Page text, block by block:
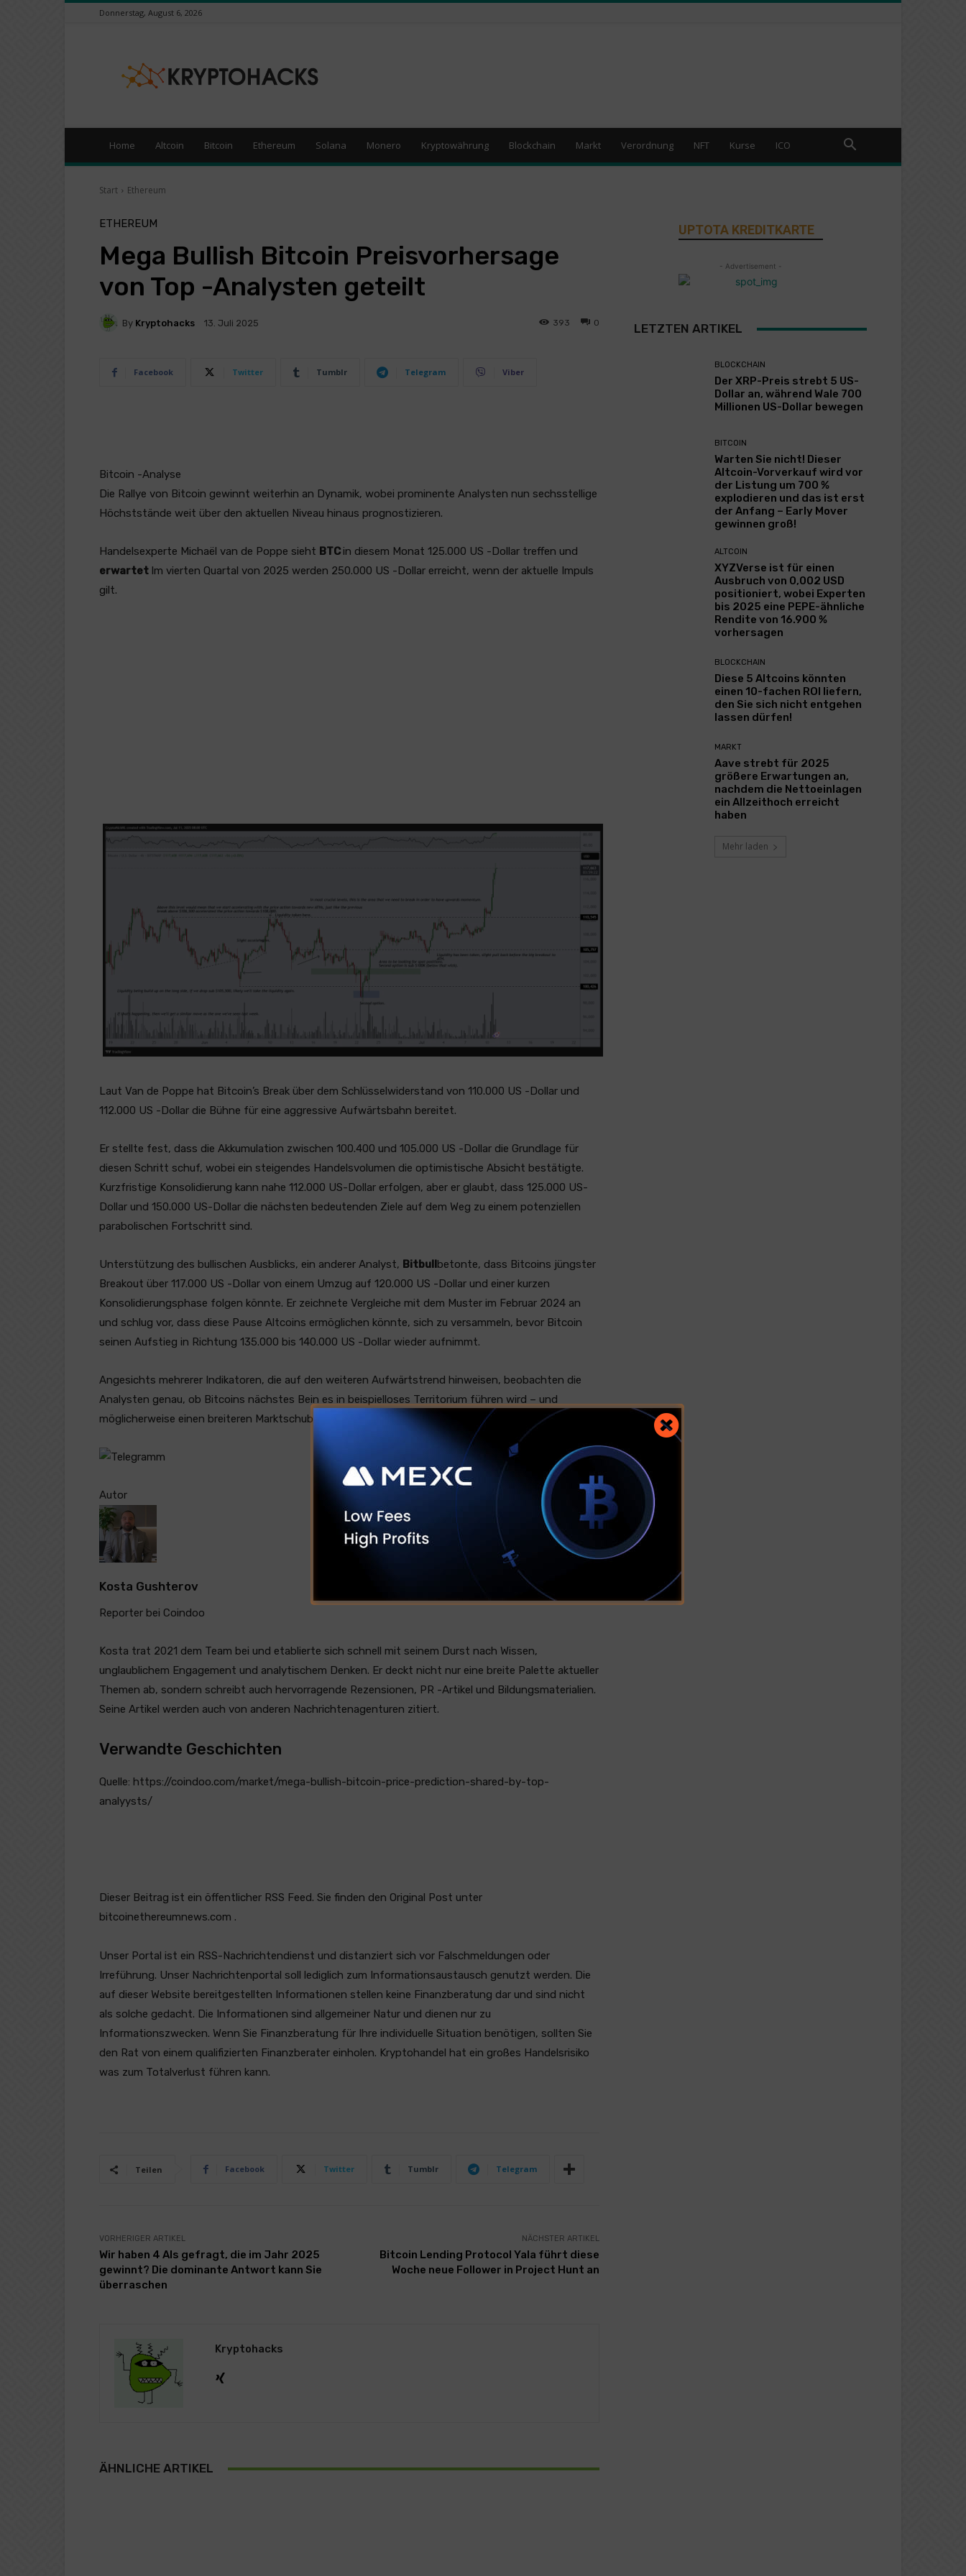
Donnerstag, August 6, 2026
–
Kryptowährungen
News
Portal
Home Altcoin Bitcoin Ethereum Solana Monero Kryptowährung Blockchain Markt Verordnung NFT Kurse ICO
Start Ethereum
ETHEREUM
Mega Bullish Bitcoin Preisvorhersage
von Top -Analysten geteilt
By Kryptohacks 13. Juli 2025 0
393
Facebook Twitter Tumblr Telegram Viber
Bitcoin -Analyse
Die Rallye von Bitcoin gewinnt weiterhin an Dynamik, wobei prominente Analysten nun sechsstellige
Höchststände weit über den aktuellen Niveau hinaus prognostizieren.
Handelsexperte Michaël van de Poppe sieht BTC in diesem Monat 125.000 US -Dollar treffen und
erwartet Im vierten Quartal von 2025 werden 250.000 US -Dollar erreicht, wenn der aktuelle Impuls
gilt.
Laut Van de Poppe hat Bitcoin’s Break über dem Schlüsselwiderstand von 110.000 US -Dollar und
112.000 US -Dollar die Bühne für eine aggressive Aufwärtsbahn bereitet.
Er stellte fest, dass die Akkumulation zwischen 100.400 und 105.000 US -Dollar die Grundlage für
diesen Schritt schuf, wobei ein steigendes Handelsvolumen die optimistische Absicht bestätigte.
Kurzfristige Konsolidierung kann nahe 112.000 US-Dollar erfolgen, aber er glaubt, dass 125.000 US-
Dollar und 150.000 US-Dollar die nächsten bedeutenden Ziele auf dem Weg zu einem potenziellen
parabolischen Fortschritt sind.
Unterstützung des bullischen Ausblicks, ein anderer Analyst, Bitbullbetonte, dass Bitcoins jüngster
Breakout über 117.000 US -Dollar von einem Umzug auf 120.000 US -Dollar und einer kurzen
Konsolidierungsphase folgen könnte. Er zeichnete Vergleiche mit dem Muster im Februar 2024 an
und schlug vor, dass diese Pause Altcoins ermöglichen könnte, sich zu versammeln, bevor Bitcoin
seinen Aufstieg in Richtung 135.000 bis 140.000 US -Dollar wieder aufnimmt.
Angesichts mehrerer Indikatoren, die auf den weiteren Aufwärtstrend hinweisen, beobachten die
Analysten genau, ob Bitcoins nächstes Bein es in beispielloses Territorium führen wird – und
möglicherweise einen breiteren Marktschub auslösen.
Autor
Kosta Gushterov
Reporter bei Coindoo
Kosta trat 2021 dem Team bei und etablierte sich schnell mit seinem Durst nach Wissen,
unglaublichem Engagement und analytischem Denken. Er deckt nicht nur eine breite Palette aktueller
Themen ab, sondern schreibt auch hervorragende Rezensionen, PR -Artikel und Bildungsmaterialien.
Seine Artikel werden auch von anderen Nachrichtenagenturen zitiert.
Verwandte Geschichten
Quelle: https://coindoo.com/market/mega-bullish-bitcoin-price-prediction-shared-by-top-
analyysts/
Dieser Beitrag ist ein öffentlicher RSS Feed. Sie finden den Original Post unter
bitcoinethereumnews.com .
Unser Portal ist ein RSS-Nachrichtendienst und distanziert sich vor Falschmeldungen oder
Irreführung. Unser Nachrichtenportal soll lediglich zum Informationsaustausch genutzt werden. Die
auf dieser Website bereitgestellten Informationen stellen keine Finanzberatung dar und sind nicht
als solche gedacht. Die Informationen sind allgemeiner Natur und dienen nur zu
Informationszwecken. Wenn Sie Finanzberatung für Ihre individuelle Situation benötigen, sollten Sie
den Rat von einem qualifizierten Finanzberater einholen. Kryptohandel hat ein großes Handelsrisiko
was zum Totalverlust führen kann.
Teilen Facebook Twitter Tumblr Telegram
VORHERIGER ARTIKEL
Wir haben 4 AIs gefragt, die im Jahr 2025
gewinnt? Die dominante Antwort kann Sie
überraschen
NÄCHSTER ARTIKEL
Bitcoin Lending Protocol Yala führt diese
Woche neue Follower in Project Hunt an
Kryptohacks
ÄHNLICHE ARTIKEL
UPTOTA KREDITKARTE
- Advertisement -
LETZTEN ARTIKEL
BLOCKCHAIN
Der XRP-Preis strebt 5 US-
Dollar an, während Wale 700
Millionen US-Dollar bewegen
BITCOIN
Warten Sie nicht! Dieser
Altcoin-Vorverkauf wird vor
der Listung um 700 %
explodieren und das ist erst
der Anfang – Early Mover
gewinnen groß!
ALTCOIN
XYZVerse ist für einen
Ausbruch von 0,002 USD
positioniert, wobei Experten
bis 2025 eine PEPE-ähnliche
Rendite von 16.900 %
vorhersagen
BLOCKCHAIN
Diese 5 Altcoins könnten
einen 10-fachen ROI liefern,
den Sie sich nicht entgehen
lassen dürfen!
MARKT
Aave strebt für 2025
größere Erwartungen an,
nachdem die Nettoeinlagen
ein Allzeithoch erreicht
haben
Mehr laden